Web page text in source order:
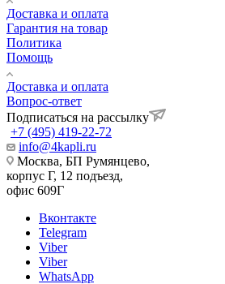
Доставка и оплата
Гарантия на товар
Политика
Помощь
Доставка и оплата
Вопрос-ответ
Подписаться на рассылку
+7 (495) 419-22-72
info@4kapli.ru
Москва, БП Румянцево,
корпус Г, 12 подъезд,
офис 609Г
Вконтакте
Telegram
Viber
Viber
WhatsApp